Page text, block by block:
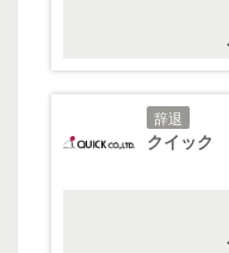
辞退
クイック